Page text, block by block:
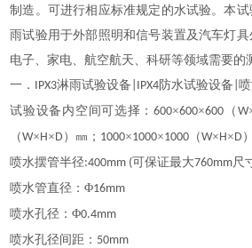
制造。可进行相应标准规定的水试验。本
雨试验用于外部照明和信号装置及汽车灯
电子、家电、航空航天、科研等领域需要的
一． IPX3淋雨试验设备 |IPX4防水试验设备 |
试验设备内空间可选择：600×600×600 （ W
（W×H×D ）㎜； 1000×1000×1000 （W×H×D
喷水摆管半径:400mm (可保证最大760mm尺
喷水管直径：Φ16mm
喷水孔径：Φ0.4mm
喷水孔径间距： 50mm